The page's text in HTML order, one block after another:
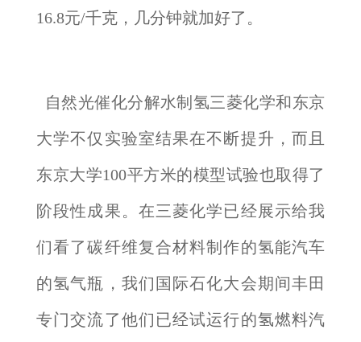
16.8元/千克，几分钟就加好了。
自然光催化分解水制氢三菱化学和东京
大学不仅实验室结果在不断提升，而且
东京大学100平方米的模型试验也取得了
阶段性成果。在三菱化学已经展示给我
们看了碳纤维复合材料制作的氢能汽车
的氢气瓶，我们国际石化大会期间丰田
专门交流了他们已经试运行的氢燃料汽